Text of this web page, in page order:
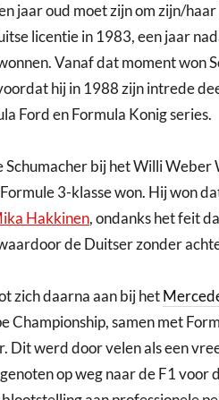
jaar oud moet zijn om zijn/
licentie in 1983, een jaar
Vanaf dat moment won
hij in 1988 zijn intrede
Ford en Formula Konig series.
Schumacher bij het Willi Weber
3-klasse won. Hij won
Hakkinen, ondanks het feit
de Duitser zonder
zich daarna aan bij het
Championship, samen met
Dit werd door velen als een
op weg naar de F1 voor